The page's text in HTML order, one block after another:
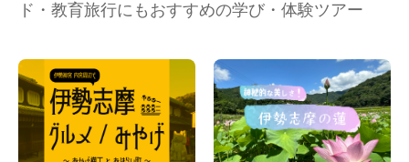
ド・教育旅行にもおすすめの学び・体験ツアー